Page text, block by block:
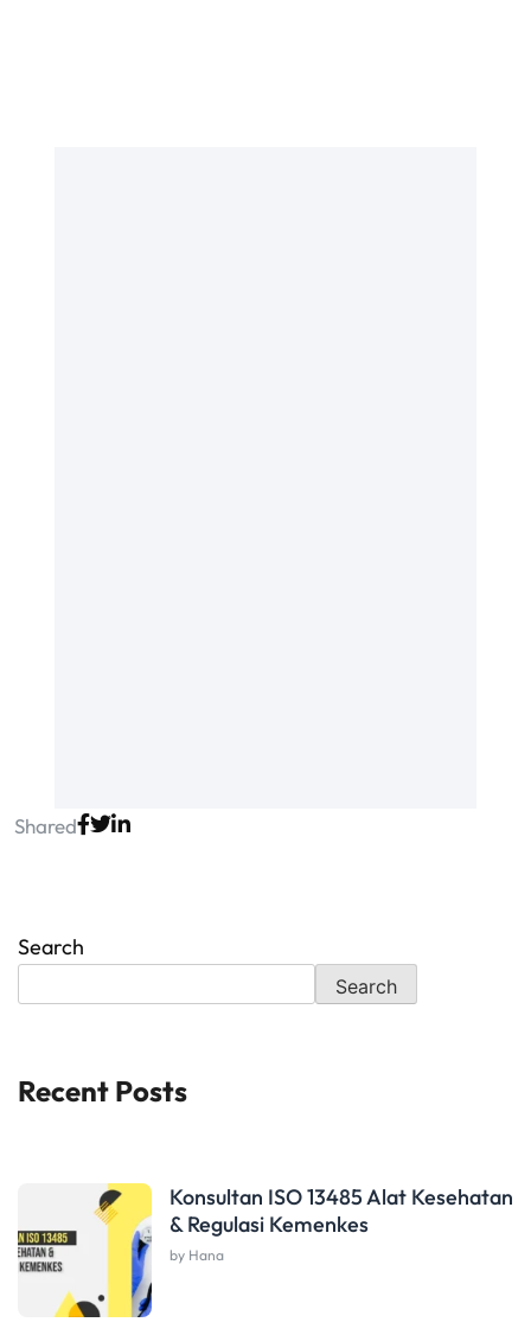
Shared
Search
Search
Recent Posts
Konsultan ISO 13485 Alat Kesehatan
& Regulasi Kemenkes
by Hana